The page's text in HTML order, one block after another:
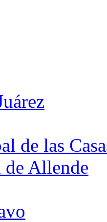
de las
Allende